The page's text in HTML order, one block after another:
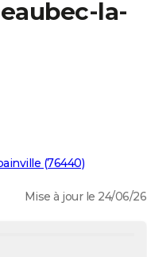
la-
(76440)
Mise à jour le 24/06/26